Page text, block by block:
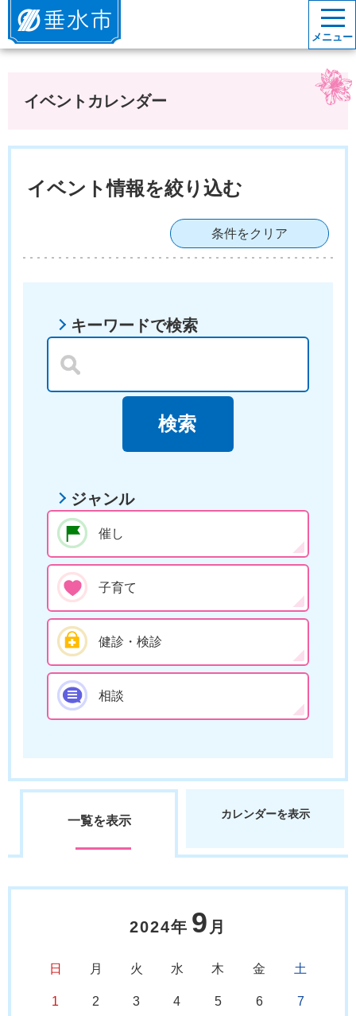
垂水市
メニュー
イベントカレンダー
イベント情報を絞り込む
条件をクリア
キーワードで検索
ジャンル
催し
子育て
健診・検診
相談
一覧を表示 カレンダーを表示
2024年 9 月
日 月 火 水 木 金 土
1 2 3 4 5 6 7